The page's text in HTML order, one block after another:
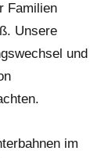
Familien
Unsere
und
im